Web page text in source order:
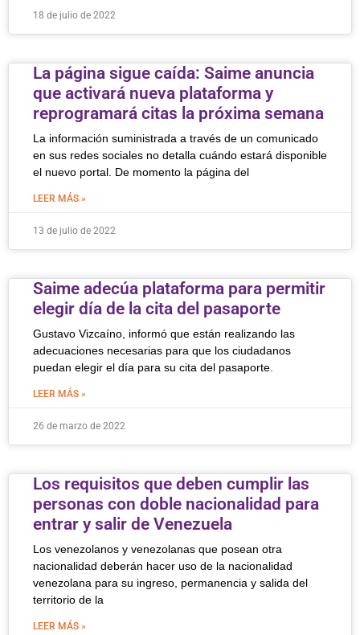
18 de julio de 2022
La página sigue caída: Saime anuncia
que activará nueva plataforma y
reprogramará citas la próxima semana
La información suministrada a través de un comunicado
en sus redes sociales no detalla cuándo estará disponible
el nuevo portal. De momento la página del
LEER MÁS »
13 de julio de 2022
Saime adecúa plataforma para permitir
elegir día de la cita del pasaporte
Gustavo Vizcaíno, informó que están realizando las
adecuaciones necesarias para que los ciudadanos
puedan elegir el día para su cita del pasaporte.
LEER MÁS »
26 de marzo de 2022
Los requisitos que deben cumplir las
personas con doble nacionalidad para
entrar y salir de Venezuela
Los venezolanos y venezolanas que posean otra
nacionalidad deberán hacer uso de la nacionalidad
venezolana para su ingreso, permanencia y salida del
territorio de la
LEER MÁS »